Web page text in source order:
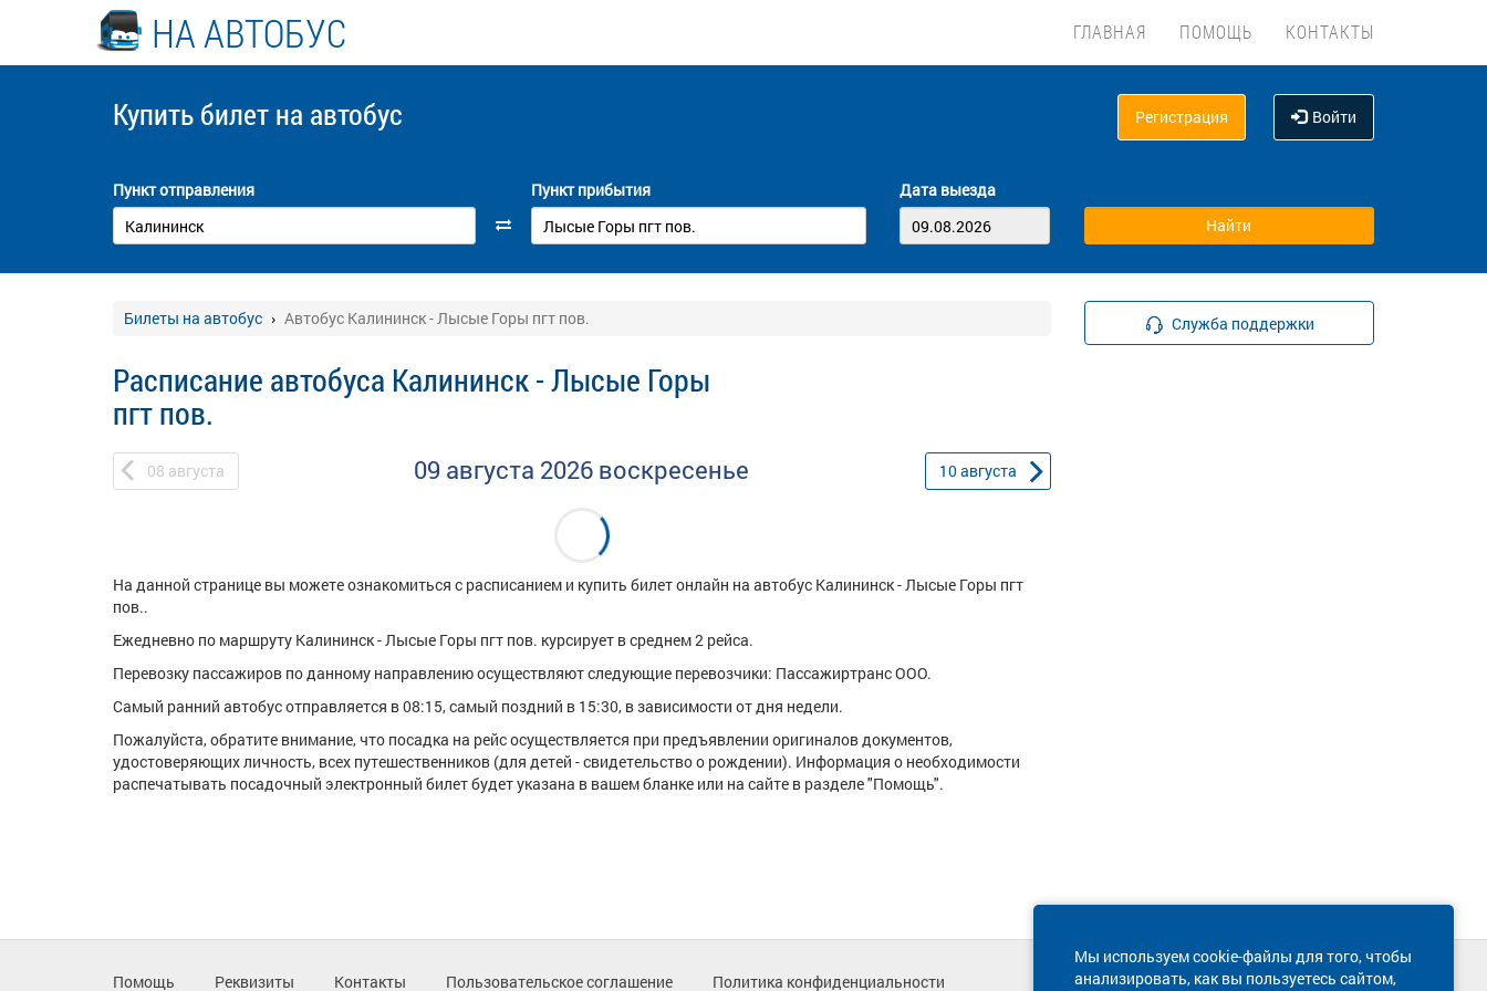
НА АВТОБУС ГЛАВНАЯ ПОМОЩЬ КОНТАКТЫ
Купить билет на автобус Регистрация Войти
Пункт отправления Пункт прибытия Дата выезда
Билеты на автобус Автобус Калининск - Лысые Горы пгт пов.
Расписание автобуса Калининск - Лысые Горы
пгт пов.
08 августа 09 августа 2026 воскресенье 10августа
На данной странице вы можете ознакомиться с расписанием и купить билет онлайн на автобус Калининск - Лысые Горы пгт
пов..
Ежедневно по маршруту Калининск - Лысые Горы пгт пов. курсирует в среднем 2 рейса.
Перевозку пассажиров по данному направлению осуществляют следующие перевозчики: Пассажиртранс ООО.
Самый ранний автобус отправляется в 08:15, самый поздний в 15:30, в зависимости от дня недели.
Пожалуйста, обратите внимание, что посадка на рейс осуществляется при предъявлении оригиналов документов,
удостоверяющих личность, всех путешественников (для детей - свидетельство о рождении). Информация о необходимости
распечатывать посадочный электронный билет будет указана в вашем бланке или на сайте в разделе "Помощь".
Служба поддержки
Мы используем cookie-файлы для того, чтобы
анализировать, как вы пользуетесь сайтом,
Помощь Реквизиты Контакты Пользовательское соглашение Политика конфиденциальности Техническая поддержка сайта